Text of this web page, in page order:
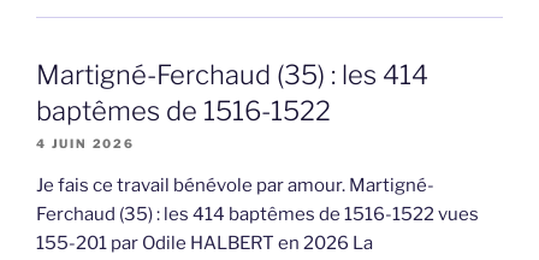
Martigné-Ferchaud (35) : les 414
baptêmes de 1516-1522
4 JUIN 2026
Je fais ce travail bénévole par amour. Martigné-
Ferchaud (35) : les 414 baptêmes de 1516-1522 vues
155-201 par Odile HALBERT en 2026 La